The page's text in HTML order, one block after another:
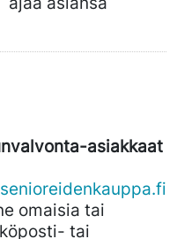
asiakkaat
omaisia tai
tai